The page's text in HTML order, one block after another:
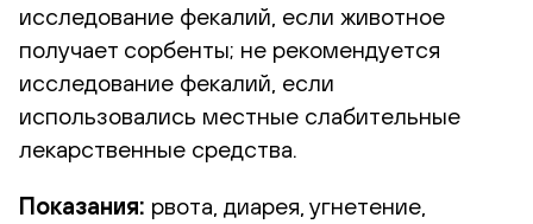
исследование фекалий, если животное
получает сорбенты; не рекомендуется
исследование фекалий, если
использовались местные слабительные
лекарственные средства.
Показания: рвота, диарея, угнетение,